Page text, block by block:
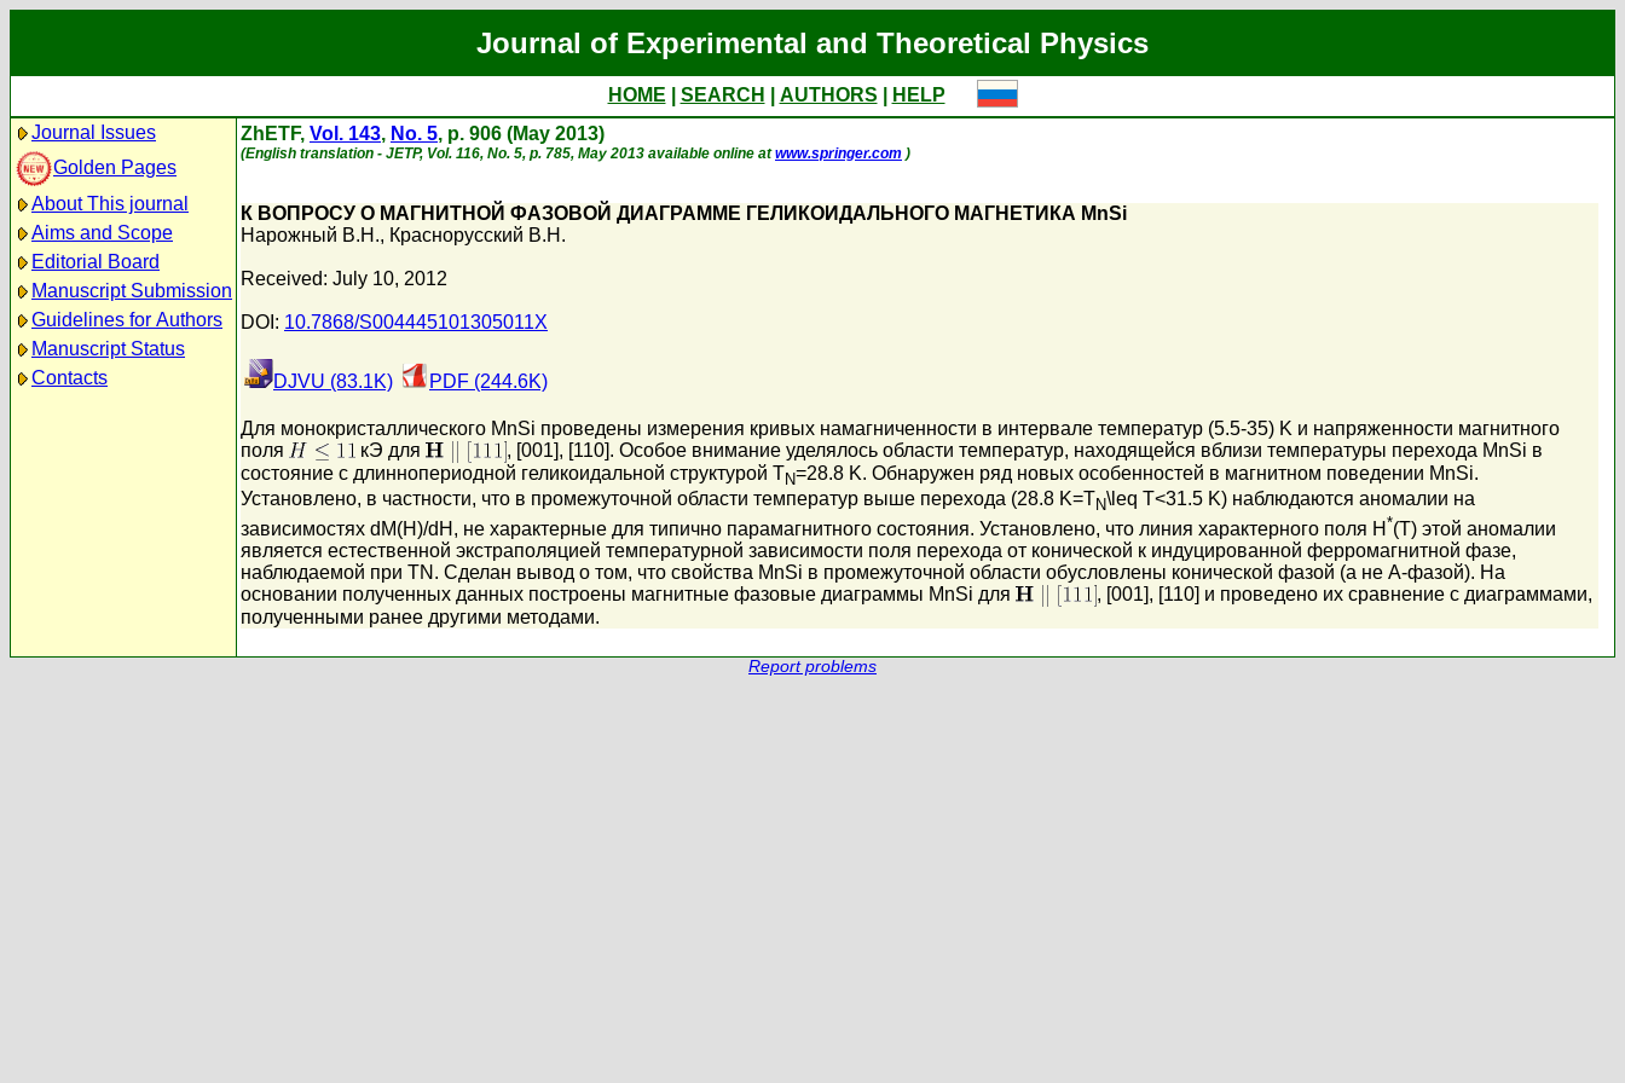
Journal of Experimental and Theoretical Physics
HOME SEARCH AUTHORS
HELP
Journal Issues
Golden Pages
About This journal
Aims and Scope
Editorial Board
Manuscript Submission
Guidelines for Authors
Manuscript Status
Contacts
ZhETF, Vol. 143, No. 5, p. 906 (May 2013)
(English translation - JETP, Vol. 116, No. 5, p. 785, May 2013 available online atwww.springer.com )
К ВОПРОСУ О МАГНИТНОЙ ФАЗОВОЙ ДИАГРАММЕ ГЕЛИКОИДАЛЬНОГО МАГНЕТИКА MnSi
Нарожный В.Н., Краснорусский В.Н.
Received: July 10, 2012
DOI: 10.7868/S004445101305011X
DJVU (83.1K) PDF (244.6K)
Для монокристаллического MnSi проведены измерения кривых намагниченности в интервале температур (5.5-35) K и напряженности магнитного
поля
кЭ для
, [001], [110]. Особое внимание уделялось области температур, находящейся вблизи температуры перехода MnSi в
состояние с длиннопериодной геликоидальной структурой TN=28.8 K. Обнаружен ряд новых особенностей в магнитном поведении MnSi.
Установлено, в частности, что в промежуточной области температур выше перехода (28.8 K=TN\leq T<31.5 K) наблюдаются аномалии на
зависимостях dM(H)/dH, не характерные для типично парамагнитного состояния. Установлено, что линия характерного поля H *(T) этой аномалии
является естественной экстраполяцией температурной зависимости поля перехода от конической к индуцированной ферромагнитной фазе,
наблюдаемой при TN. Сделан вывод о том, что свойства MnSi в промежуточной области обусловлены конической фазой (а не A-фазой). На
основании полученных данных построены магнитные фазовые диаграммы MnSi для
, [001], [110] и проведено их сравнение с диаграммами,
полученными ранее другими методами.
Report problems